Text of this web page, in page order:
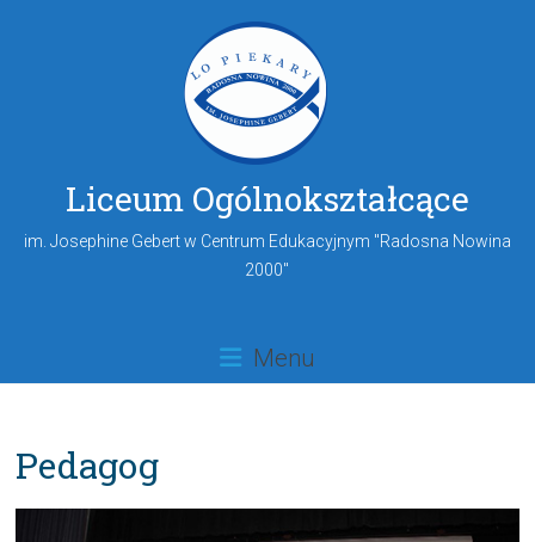
Liceum Ogólnokształcące
im. Josephine Gebert w Centrum Edukacyjnym "Radosna Nowina
2000"
Menu
Pedagog